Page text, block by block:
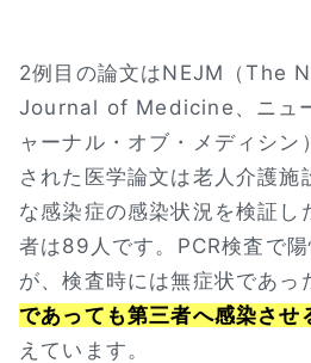
2例目の論文はNEJM（The
Journal of Medicine、ニュ
ャーナル・オブ・メディシン
された医学論文は老人介護施
な感染症の感染状況を検証し
者は89人です。PCR検査で
が、検査時には無症状であっ
であっても第三者へ感染させ
えています。